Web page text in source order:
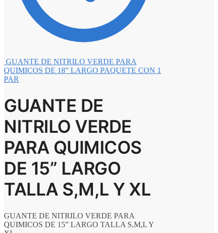
GUANTE DE NITRILO VERDE PARA
QUIMICOS DE 18” LARGO PAQUETE CON 1
PAR
GUANTE DE
NITRILO VERDE
PARA QUIMICOS
DE 15” LARGO
TALLA S,M,L Y XL
GUANTE DE NITRILO VERDE PARA
QUIMICOS DE 15” LARGO TALLA S,M,L Y